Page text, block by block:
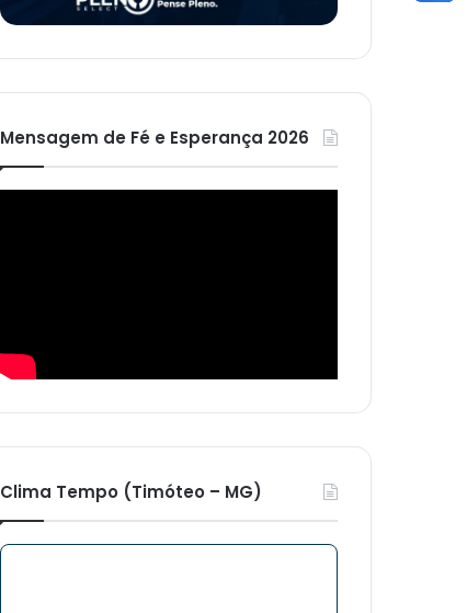
Mensagem de Fé e Esperança 2026
Clima Tempo (Timóteo – MG)